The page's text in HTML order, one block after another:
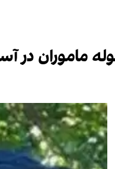
ماموران در